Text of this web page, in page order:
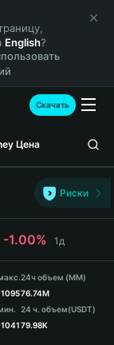
English?
Скачать
Цена
Риски
-1.00% 1д
24ч объем (MM)
76.74M
24 ч. объем(USDT)
79.98K